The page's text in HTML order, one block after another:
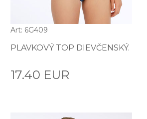
Art: 6G409
PLAVKOVÝ TOP DIEVČENSKÝ.
17.40 EUR